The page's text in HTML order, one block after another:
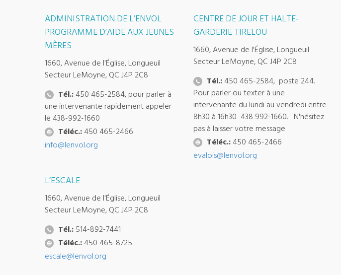
ADMINISTRATION DE L’ENVOL
PROGRAMME D’AIDE AUX JEUNES
MÈRES
1660, Avenue de l'Église, Longueuil
Secteur LeMoyne, QC J4P 2C8
Tél.: 450 465-2584, pour parler à
une intervenante rapidement appeler
le 438-992-1660
Téléc.: 450 465-2466
info@lenvol.org
CENTRE DE JOUR ET HALTE-
GARDERIE TIRELOU
1660, Avenue de l'Église, Longueuil
Secteur LeMoyne, QC J4P 2C8
Tél.:450 465-2584, poste 244.
Pour parler ou texter à une
intervenante du lundi au vendredi entre
8h30 à 16h30 438 992-1660. N'hésitez
pas à laisser votre message
Téléc.:450 465-2466
evalois@lenvol.org
L’ESCALE
1660, Avenue de l'Église, Longueuil
Secteur LeMoyne, QC J4P 2C8
Tél.: 514-892-7441
Téléc.: 450 465-8725
escale@lenvol.org